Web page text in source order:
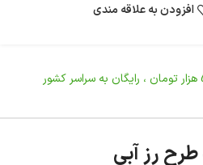
افزودن به علاقه مندی
تومان ، رایگان به سراسر کشور
رز آبی